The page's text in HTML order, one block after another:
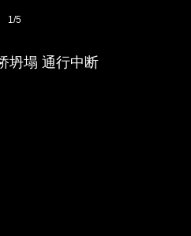
1/5
坍塌 通行中断